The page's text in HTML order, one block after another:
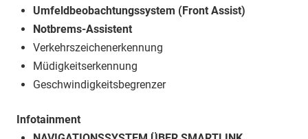
Umfeldbeobachtungssystem (Front Assist)
Notbrems-Assistent
Verkehrszeichenerkennung
Müdigkeitserkennung
Geschwindigkeitsbegrenzer
Infotainment